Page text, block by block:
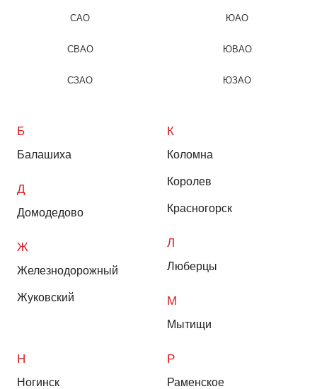
САО
СВАО
СЗАО
ЮАО
ЮВАО
ЮЗАО
Б
Балашиха
Д
Домодедово
Ж
Железнодорожный
Жуковский
К
Коломна
Королев
Красногорск
Л
Люберцы
М
Мытищи
Н
Ногинск
Р
Раменское